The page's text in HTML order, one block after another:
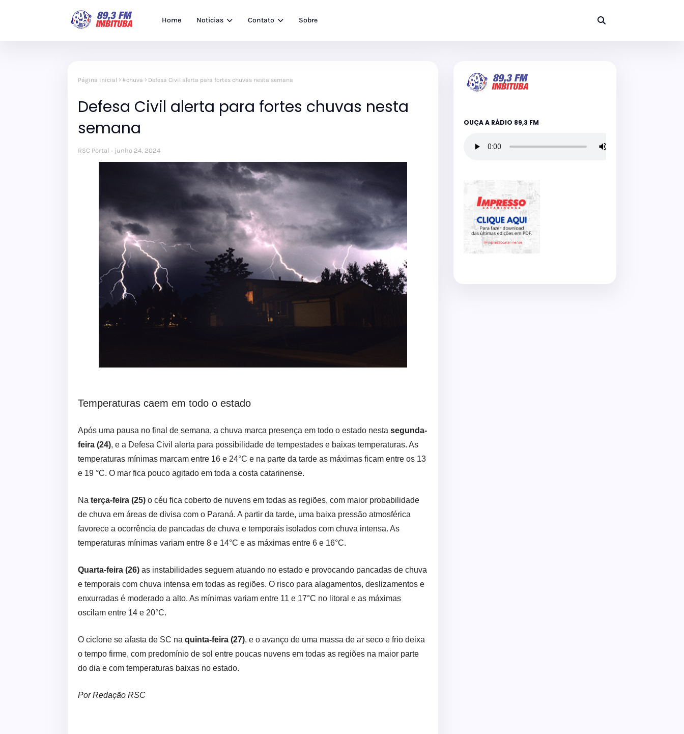
Home Noticias Contato Sobre
Página inicial #chuva Defesa Civil alerta para fortes chuvas nesta semana
Defesa Civil alerta para fortes chuvas nesta
semana
RSC Portal junho 24, 2024
Temperaturas caem em todo o estado
Após uma pausa no final de semana, a chuva marca presença em todo o estado nesta segunda-
feira (24), e a Defesa Civil alerta para possibilidade de tempestades e baixas temperaturas. As
temperaturas mínimas marcam entre 16 e 24°C e na parte da tarde as máximas ficam entre os 13
e 19 °C. O mar fica pouco agitado em toda a costa catarinense.
Na terça-feira (25) o céu fica coberto de nuvens em todas as regiões, com maior probabilidade
de chuva em áreas de divisa com o Paraná. A partir da tarde, uma baixa pressão atmosférica
favorece a ocorrência de pancadas de chuva e temporais isolados com chuva intensa. As
temperaturas mínimas variam entre 8 e 14°C e as máximas entre 6 e 16°C.
Quarta-feira (26) as instabilidades seguem atuando no estado e provocando pancadas de chuva
e temporais com chuva intensa em todas as regiões. O risco para alagamentos, deslizamentos e
enxurradas é moderado a alto. As mínimas variam entre 11 e 17°C no litoral e as máximas
oscilam entre 14 e 20°C.
O ciclone se afasta de SC na quinta-feira (27), e o avanço de uma massa de ar seco e frio deixa
o tempo firme, com predomínio de sol entre poucas nuvens em todas as regiões na maior parte
do dia e com temperaturas baixas no estado.
Por Redação RSC
OUÇA A RÁDIO 89,3 FM